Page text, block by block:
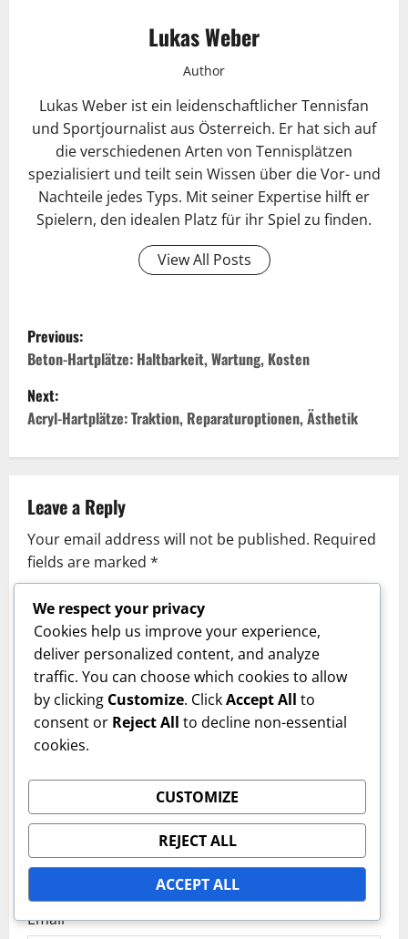
Lukas Weber
Author
Lukas Weber ist ein leidenschaftlicher Tennisfan
und Sportjournalist aus Österreich. Er hat sich auf
die verschiedenen Arten von Tennisplätzen
spezialisiert und teilt sein Wissen über die Vor- und
Nachteile jedes Typs. Mit seiner Expertise hilft er
Spielern, den idealen Platz für ihr Spiel zu finden.
View All Posts
P
o
s
a
v
i
g
a
t
o
n
Previous:
Beton-Hartplätze: Haltbarkeit, Wartung, Kosten
Next:
Acryl-Hartplätze: Traktion, Reparaturoptionen, Ästhetik
Leave a Reply
Your email address will not be published. Required
fields are marked *
Email*
We respect your privacy
Cookies help us improve your experience,
deliver personalized content, and analyze
traffic. You can choose which cookies to allow
by clicking Customize. ClickAccept All to
consent or Reject All to decline non-essential
cookies.
CUSTOMIZE
REJECT ALL
ACCEPT ALL